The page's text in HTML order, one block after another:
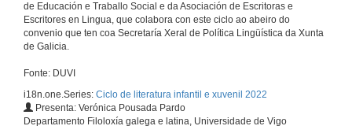
de Educación e Traballo Social e da Asociación de Escritoras e
Escritores en Lingua, que colabora con este ciclo ao abeiro do
convenio que ten coa Secretaría Xeral de Política Lingüística da Xunta
de Galicia.
Fonte: DUVI
i18n.one.Series: Ciclo de literatura infantil e xuvenil 2022
Presenta: Verónica Pousada Pardo
Departamento Filoloxía galega e latina, Universidade de Vigo
Quenda de preguntas. A literatura infantil: falar dos temas “feos"
Presentación de Bea Gregores
11 de out. de 2022